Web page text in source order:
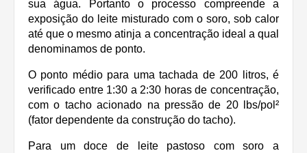
sua água. Portanto o processo compreende a
exposição do leite misturado com o soro, sob calor
até que o mesmo atinja a concentração ideal a qual
denominamos de ponto.
O ponto médio para uma tachada de 200 litros, é
verificado entre 1:30 a 2:30 horas de concentração,
com o tacho acionado na pressão de 20 lbs/pol²
(fator dependente da construção do tacho).
Para um doce de leite pastoso com soro a